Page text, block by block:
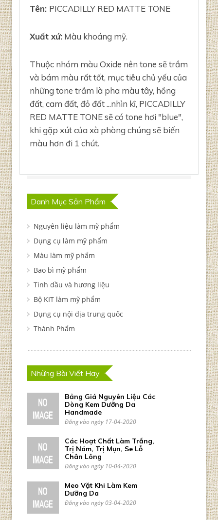
Tên: PICCADILLY RED MATTE TONE
Xuất xứ:Màu khoáng mỹ.
Thuộc nhóm màu Oxide nên tone sẽ trầm
và bám màu rất tốt, mục tiêu chủ yếu của
những tone trầm là pha màu tây, hồng
đất, cam đất, đỏ đất ...nhìn kĩ, PICCADILLY
RED MATTE TONE sẽ có tone hơi "blue",
khi gặp xút của xà phòng chúng sẽ biến
màu hơn đi 1 chút.
Danh Mục Sản Phẩm
Nguyên liệu làm mỹ phẩm
Dụng cụ làm mỹ phẩm
Màu làm mỹ phẩm
Bao bì mỹ phẩm
Tinh dầu và hương liệu
Bộ KIT làm mỹ phẩm
Dụng cụ nội địa trung quốc
Thành Phẩm
Những Bài Viết Hay
Bảng Giá Nguyên Liệu Các
Dòng Kem Dưỡng Da
Handmade
Đăng vào ngày 17-04-2020
Các Hoạt Chất Làm Trắng,
Trị Nám, Trị Mụn, Se Lỗ
Chân Lông
Đăng vào ngày 10-04-2020
Meo Vặt Khi Làm Kem
Dưỡng Da
Đăng vào ngày 03-04-2020